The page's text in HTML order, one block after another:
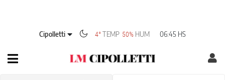
Cipolletti 4°TEMP 50% HUM 06:45 HS